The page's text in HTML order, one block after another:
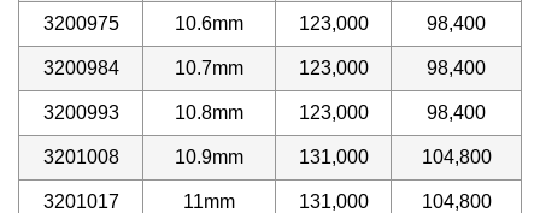
3200975 10.6mm 123,000 98,400
3200984 10.7mm 123,000 98,400
3200993 10.8mm 123,000 98,400
3201008 10.9mm 131,000 104,800
3201017 11mm 131,000 104,800